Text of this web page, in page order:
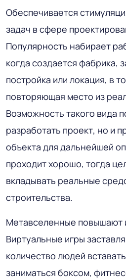
Обеспечивается
задач в сфере
Популярность набирает
когда создается фабрика,
постройка или локация, в
повторяющая место из
Возможность такого вида
разработать проект, но и
объекта для дальнейшей
проходит хорошо, тогда
вкладывать реальные
строительства.
Метавселенные повышают
Виртуальные игры
количество людей
заниматься боксом,